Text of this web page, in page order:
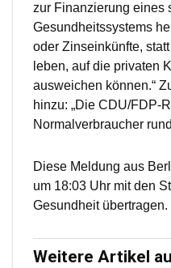
zur Finanzierung eines
Gesundheitssystems
oder Zinseinkünfte,
leben, auf die privaten
ausweichen können.“
hinzu: „Die CDU/FDP-
Normalverbraucher
Diese Meldung aus
um 18:03 Uhr mit den
Gesundheit übertragen.
Weitere Artikel